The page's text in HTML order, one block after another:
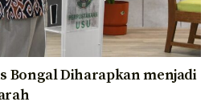
Bongal Diharapkan menjadi